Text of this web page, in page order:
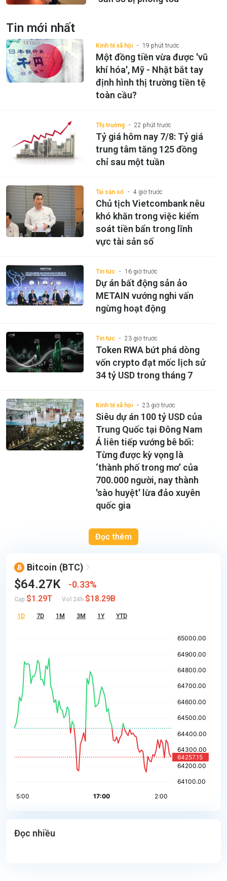
Tin mới nhất
Kinh tế xã hội 19 phút trước
Một đồng tiền vừa được 'vũ
khí hóa', Mỹ - Nhật bắt tay
định hình thị trường tiền tệ
toàn cầu?
Thị trường 22 phút trước
Tỷ giá hôm nay 7/8: Tỷ giá
trung tâm tăng 125 đồng
chỉ sau một tuần
Tài sản số 4 giờ trước
Chủ tịch Vietcombank nêu
khó khăn trong việc kiểm
soát tiền bẩn trong lĩnh
vực tài sản số
Tin tức 16 giờ trước
Dự án bất động sản ảo
METAIN vướng nghi vấn
ngừng hoạt động
Tin tức 23 giờ trước
Token RWA bứt phá dòng
vốn crypto đạt mốc lịch sử
34 tỷ USD trong tháng 7
Kinh tế xã hội 23 giờ trước
Siêu dự án 100 tỷ USD của
Trung Quốc tại Đông Nam
Á liên tiếp vướng bê bối:
Từng được kỳ vọng là
‘thành phố trong mơ’ của
700.000 người, nay thành
'sào huyệt' lừa đảo xuyên
quốc gia
Đọc thêm
Bitcoin (BTC)
$64.27K 0.33%
Cap $1.29T Vol 24h $18.29B
1D 7D 1M 3M 1Y YTD
Đọc nhiều